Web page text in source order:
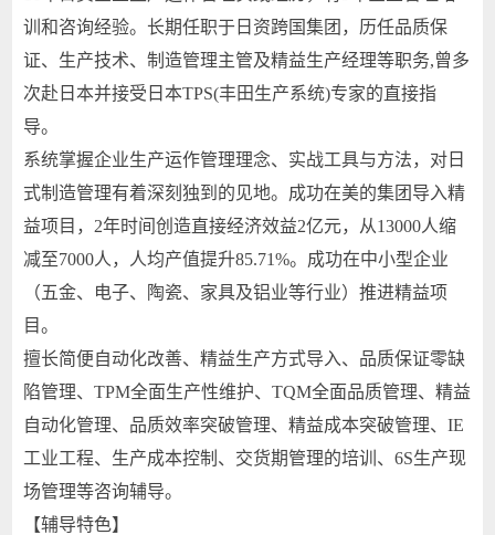
训和咨询经验。长期任职于日资跨国集团，历任品质保
证、生产技术、制造管理主管及精益生产经理等职务,曾多
次赴日本并接受日本TPS(丰田生产系统)专家的直接指
导。
系统掌握企业生产运作管理理念、实战工具与方法，对日
式制造管理有着深刻独到的见地。成功在美的集团导入精
益项目，2年时间创造直接经济效益2亿元，从13000人缩
减至7000人，人均产值提升85.71%。成功在中小型企业
（五金、电子、陶瓷、家具及铝业等行业）推进精益项
目。
擅长简便自动化改善、精益生产方式导入、品质保证零缺
陷管理、TPM全面生产性维护、TQM全面品质管理、精益
自动化管理、品质效率突破管理、精益成本突破管理、IE
工业工程、生产成本控制、交货期管理的培训、6S生产现
场管理等咨询辅导。
【辅导特色】